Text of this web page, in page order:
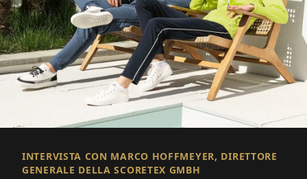
INTERVISTA CON MARCO HOFFMEYER, DIRETTORE
GENERALE DELLA SCORETEX GMBH